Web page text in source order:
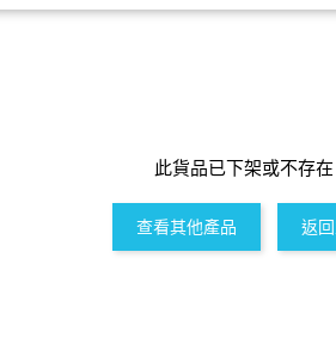
此貨品已下架或不存在
查看其他產品 返